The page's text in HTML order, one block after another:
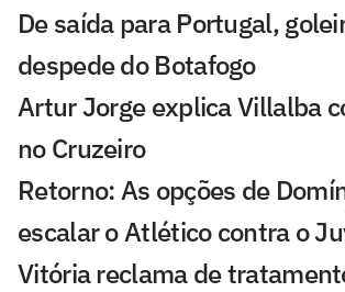
De saída para Portugal,
despede do Botafogo
Artur Jorge explica Villalba
no Cruzeiro
Retorno: As opções de
escalar o Atlético contra o
Vitória reclama de